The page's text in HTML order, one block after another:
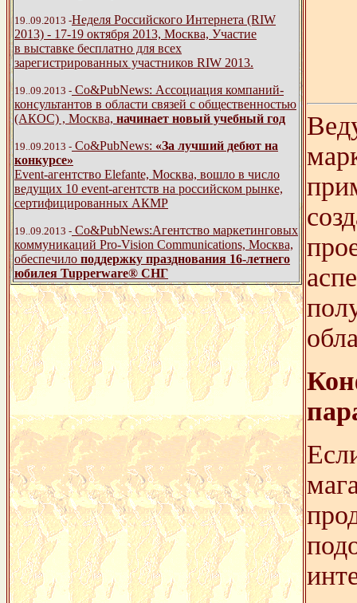
19..09.2013 -Неделя Российского Интернета (RIW
2013) - 17-19 октября 2013, Москва, Участие
в выставке бесплатно для всех
зарегистрированных участников RIW 2013.
19..09.2013 - Со&PubNews: Ассоциация компаний-
консультантов в области связей с общественностью
(АКОС) , Москва, начинает новый учебный год
19..09.2013 - Со&PubNews: «За лучший дебют на
конкурсе»
Event-агентство Elefante, Москва, вошло в число
ведущих 10 event-агентств на российском рынке,
сертифицированных АКМР
19..09.2013 - Со&PubNews:Агентство маркетинговых
коммуникаций Pro-Vision Communications, Москва,
обеспечило поддержку празднования 16-летнего
юбилея Tupperware® СНГ